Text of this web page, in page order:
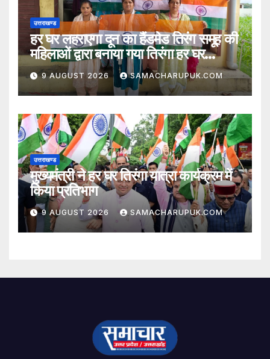
उत्तराखण्ड
हर घर लहराएगा दून का हैंडमेड तिरंग समूह की
महिलाओं द्वारा बनाया गया तिरंगा हर घर
लहराएगा
9 AUGUST 2026 SAMACHARUPUK.COM
उत्तराखण्ड
मुख्यमंत्री ने हर घर तिरंगा यात्रा कार्यक्रम में
किया प्रतिभाग
9 AUGUST 2026 SAMACHARUPUK.COM